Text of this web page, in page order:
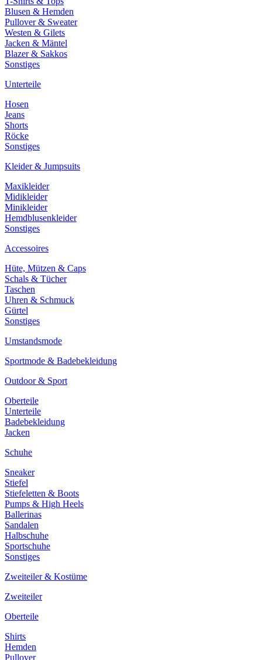
Blusen & Hemden
Pullover & Sweater
Westen & Gilets
Jacken & Mäntel
Blazer & Sakkos
Sonstiges
Unterteile
Hosen
Jeans
Shorts
Röcke
Sonstiges
Kleider & Jumpsuits
Maxikleider
Midikleider
Minikleider
Hemdblusenkleider
Sonstiges
Accessoires
Hüte, Mützen & Caps
Schals & Tücher
Taschen
Uhren & Schmuck
Gürtel
Sonstiges
Umstandsmode
Sportmode & Badebekleidung
Outdoor & Sport
Oberteile
Unterteile
Badebekleidung
Jacken
Schuhe
Sneaker
Stiefel
Stiefeletten & Boots
Pumps & High Heels
Ballerinas
Sandalen
Halbschuhe
Sportschuhe
Sonstiges
Zweiteiler & Kostüme
Zweiteiler
Oberteile
Shirts
Hemden
Pullover